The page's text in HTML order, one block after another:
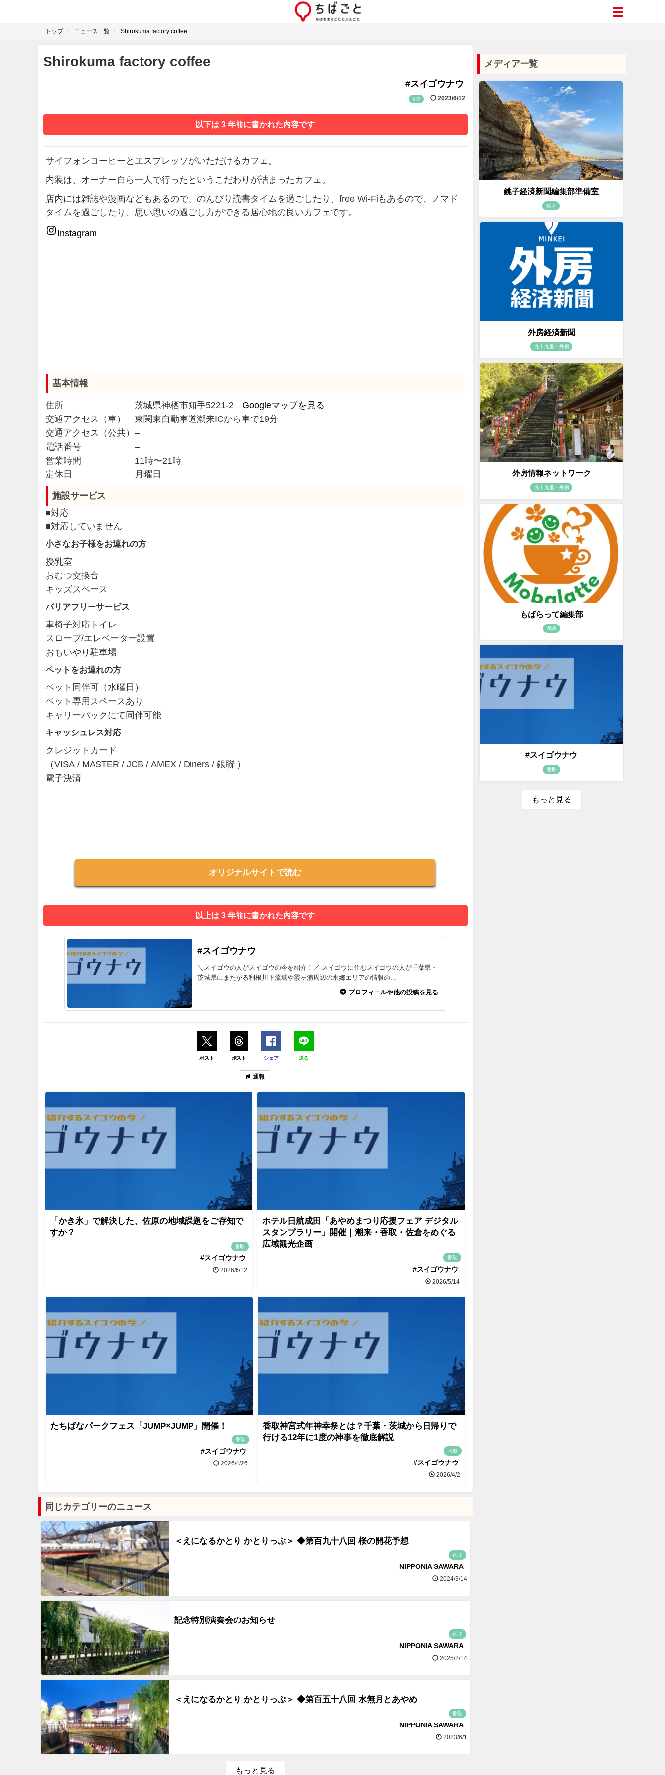
トップ ニュース一覧 Shirokuma factory coffee
Shirokuma factory coffee
#スイゴウナウ
香取 2023/6/12
以下は 3 年前に書かれた内容です
サイフォンコーヒーとエスプレッソがいただけるカフェ。
内装は、オーナー自ら一人で行ったというこだわりが詰まったカフェ。
店内には雑誌や漫画などもあるので、のんびり読書タイムを過ごしたり、free Wi-Fiもあるので、ノマド
タイムを過ごしたり、思い思いの過ごし方ができる居心地の良いカフェです。
Instagram
基本情報
住所 茨城県神栖市知手5221-2 Googleマップを見る
交通アクセス（車）
東関東自動車道潮来ICから車で19分
交通アクセス（公共） –
電話番号
–
営業時間
11時〜21時
定休日
月曜日
施設サービス
■対応
■対応していません
小さなお子様をお連れの方
授乳室
おむつ交換台
キッズスペース
バリアフリーサービス
車椅子対応トイレ
スロープ/エレベーター設置
おもいやり駐車場
ペットをお連れの方
ペット同伴可（水曜日）
ペット専用スペースあり
キャリーバックにて同伴可能
キャッシュレス対応
クレジットカード
（VISA / MASTER / JCB / AMEX / Diners / 銀聯 ）
電子決済
オリジナルサイトで読む
以上は 3 年前に書かれた内容です
#スイゴウナウ
＼スイゴウの人がスイゴウの今を紹介！／ スイゴウに住むスイゴウの人が千葉県・
茨城県にまたがる利根川下流域や霞ヶ浦周辺の水郷エリアの情報の...
プロフィールや他の投稿を見る
ポスト ポスト シェア 送る
通報
「かき氷」で解決した、佐原の地域課題をご存知で
すか？
香取
#スイゴウナウ
2026/6/12
ホテル日航成田「あやめまつり応援フェア デジタル
スタンプラリー」開催｜潮来・香取・佐倉をめぐる
広域観光企画
香取
#スイゴウナウ
2026/5/14
たちばなパークフェス「JUMP×JUMP」開催！
香取
#スイゴウナウ
2026/4/26
香取神宮式年神幸祭とは？千葉・茨城から日帰りで
行ける12年に1度の神事を徹底解説
香取
#スイゴウナウ
2026/4/2
同じカテゴリーのニュース
＜えになるかとり かとりっぷ＞ ◆第百九十八回 桜の開花予想
香取
NIPPONIA SAWARA
2024/3/14
記念特別演奏会のお知らせ
香取
NIPPONIA SAWARA
2025/2/14
＜えになるかとり かとりっぷ＞ ◆第百五十八回 水無月とあやめ
香取
NIPPONIA SAWARA
2023/6/1
もっと見る
メディア一覧
銚子経済新聞編集部準備室
銚子
外房経済新聞
九十九里・外房
外房情報ネットワーク
九十九里・外房
もばらって編集部
茂原
#スイゴウナウ
香取
もっと見る